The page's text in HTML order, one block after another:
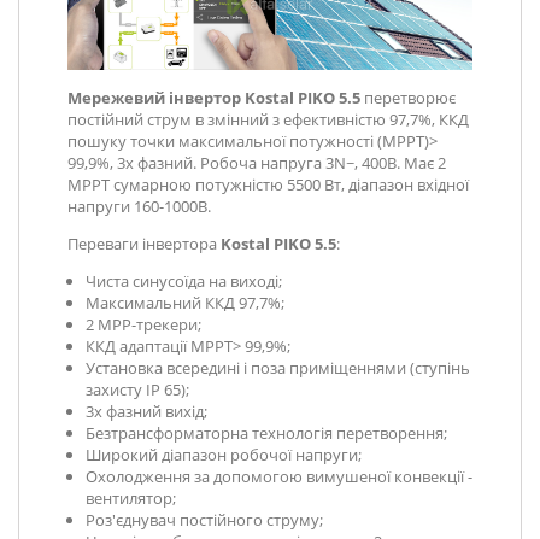
Мережевий інвертор Kostal PIKO 5.5 перетворює
постійний струм в змінний з ефективністю 97,7%, ККД
пошуку точки максимальної потужності (MPPT)>
99,9%, 3х фазний. Робоча напруга 3N~, 400В. Має 2
MPPT сумарною потужністю 5500 Вт, діапазон вхідної
напруги 160-1000В.
Переваги інвертора Kostal PIKO 5.5:
Чиста синусоїда на виході;
Максимальний ККД 97,7%;
2 MPP-трекери;
ККД адаптації MPPТ> 99,9%;
Установка всередині і поза приміщеннями (ступінь
захисту IP 65);
3х фазний вихід;
Безтрансформаторна технологія перетворення;
Широкий діапазон робочої напруги;
Охолодження за допомогою вимушеної конвекції -
вентилятор;
Роз'єднувач постійного струму;